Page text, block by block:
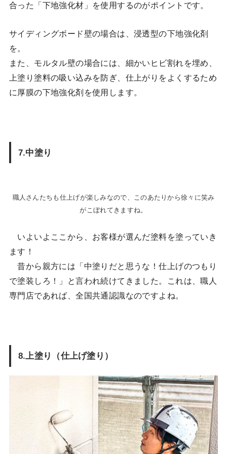
合った「下地強化材」を使用するのがポイントです。
サイディングボード壁の場合は、浸透型の下地強化剤
を。
また、モルタル壁の場合には、細かいヒビ割れを埋め、
上塗り塗料の吸い込みを防ぎ、仕上がりをよくするため
に厚膜の下地強化剤を使用します。
7.中塗り
職人さんたちも仕上げが楽しみなので、このあたりから徐々に笑み
がこぼれてきますね。
いよいよここから、お客様が選んだ塗料を塗っていき
ます！
昔から親方には「中塗りだと思うな！仕上げのつもり
で塗装しろ！」と言われ続けてきました。これは、職人
専門店であれば、全国共通認識なのですよね。
8.上塗り（仕上げ塗り）